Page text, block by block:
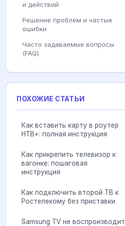
и действий
Решение проблем и частые
ошибки
Часто задаваемые вопросы
(FAQ)
ПОХОЖИЕ СТАТЬИ
Как вставить карту в роутер
НТВ+: полная инструкция
Как прикрепить телевизор к
вагонке: пошаговая
инструкция
Как подключить второй ТВ к
Ростелекому без приставки
Samsung TV не воспроизводит